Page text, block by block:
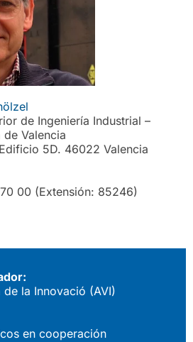
de Ingeniería Industrial –
Valencia
5D. 46022 Valencia
00 (Extensión: 85246)
la Innovació (AVI)
en cooperación